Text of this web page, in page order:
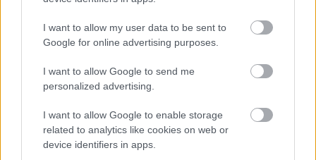
I want to allow my user data to be sent to
Google for online advertising purposes.
I want to allow Google to send me
personalized advertising.
I want to allow Google to enable storage
related to analytics like cookies on web or
device identifiers in apps.
Galambosi Eszter